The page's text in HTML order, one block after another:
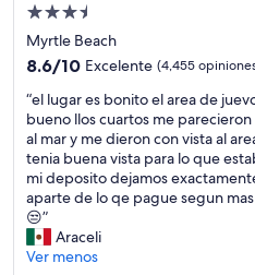
Propiedad
de
3.5
Myrtle Beach
8.6
10,
Excelente,
(4,455
opiniones)
8.6/10 Excelente (4,455
“
e
l
l
u
g
a
r
e
“el lugar es bonito el area de
bueno llos cuartos me
al mar y me dieron con vista al
tenia buena vista para lo que
mi deposito dejamos
aparte de lo qe pague segun
😒”
Araceli
Ver menos